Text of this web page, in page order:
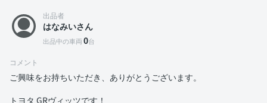
出品者
はなみいさん
出品中の車両0台
コメント
ご興味をお持ちいただき、ありがとうございます。
トヨタ GRヴィッツです！